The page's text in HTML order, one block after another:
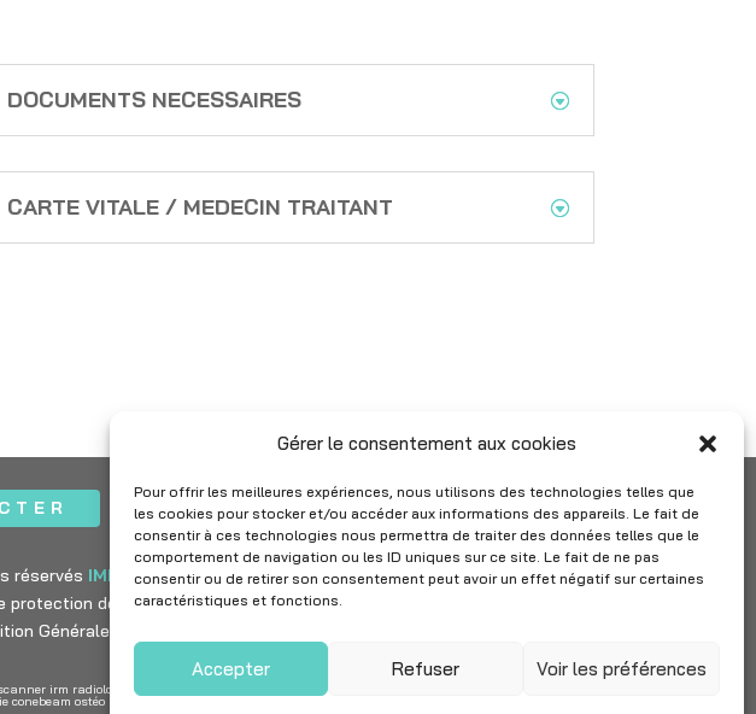
Gérer le consentement aux cookies
Pour offrir les meilleures expériences, nous utilisons des technologies telles que
les cookies pour stocker et/ou accéder aux informations des appareils. Le fait de
consentir à ces technologies nous permettra de traiter des données telles que le
comportement de navigation ou les ID uniques sur ce site. Le fait de ne pas
consentir ou de retirer son consentement peut avoir un effet négatif sur certaines
caractéristiques et fonctions.
Accepter Refuser Voir les préférences
DOCUMENTS NECESSAIRES
CARTE VITALE / MEDECIN TRAITANT
réservés IMPF
protection des
Générales
irm radiologie
conebeam ostéo
 Suivez IMPF